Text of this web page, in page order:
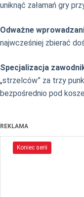
uniknąć załamań gry
Odważne
najwcześniej zbierać
Specjalizacja
„strzelców” za trzy
bezpośrednio pod
REKLAMA
Koniec serii